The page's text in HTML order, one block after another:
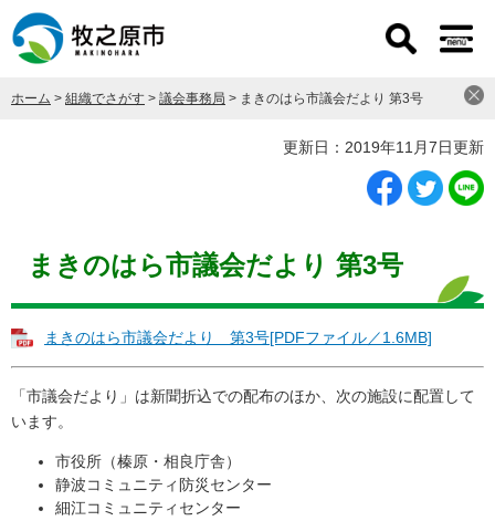
ー
先
ニ
をホーム > 組織でさがす > 議会事務局 > まきのはら市議会だより 第3号
更新日：2019年11月7日更新
まきのはら市議会だより 第3号
まきのはら市議会だより 第3号[PDFファイル／1.6MB]
「市議会だより」は新聞折込での配布のほか、次の施設に配置して
います。
市役所（榛原・相良庁舎）
静波コミュニティ防災センター
細江コミュニティセンター